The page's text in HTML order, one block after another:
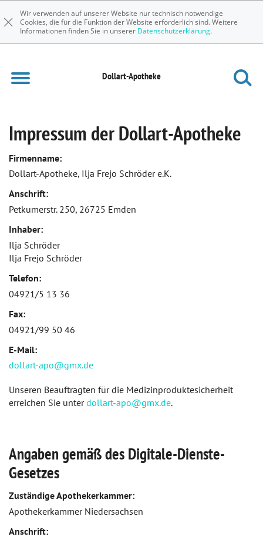
Wir verwenden auf unserer Website nur technisch notwendige
Cookies, die für die Funktion der Website erforderlich sind. Weitere
Informationen finden Sie in unserer Datenschutzerklärung.
Dollart-Apotheke
Impressum der Dollart-Apotheke
Firmenname:
Dollart-Apotheke, Ilja Frejo Schröder e.K.
Anschrift:
Petkumerstr. 250, 26725 Emden
Inhaber:
Ilja Schröder
Ilja Frejo Schröder
Telefon:
04921/5 13 36
Fax:
04921/99 50 46
E-Mail:
dollart-apo@gmx.de
Unseren Beauftragten für die Medizinproduktesicherheit
erreichen Sie unterdollart-apo@gmx.de.
Angaben gemäß des Digitale-Dienste-
Gesetzes
Zuständige Apothekerkammer:
Apothekerkammer Niedersachsen
Anschrift: